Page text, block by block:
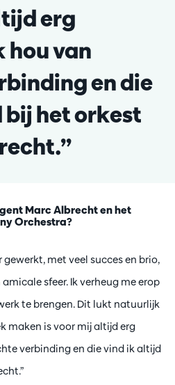
erg
hou van
en die
het orkest
Marc Albrecht en het
Orchestra?
met veel succes en brio,
sfeer. Ik verheug me erop
te brengen. Dit lukt natuurlijk
maken is voor mij altijd erg
verbinding en die vind ik altijd